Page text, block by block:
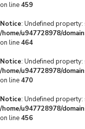
on line 459
Notice: Undefined
/home/u947728978/
on line 464
Notice: Undefined
/home/u947728978/
on line 470
Notice: Undefined
/home/u947728978/
on line 456